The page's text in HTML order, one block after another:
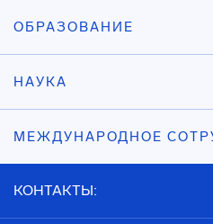
ОБРАЗОВАНИЕ
НАУКА
МЕЖДУНАРОДНОЕ
КОНТАКТЫ: